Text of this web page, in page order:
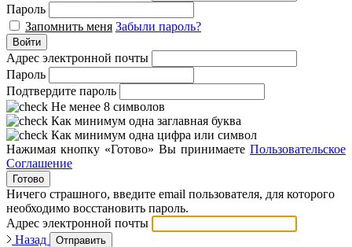
Пароль
Запомнить меня Забыли пароль?
Войти
Адрес электронной почты
Пароль
Подтвердите пароль
Не менее 8 символов
Как минимум одна заглавная буква
Как минимум одна цифра или символ
Нажимая кнопку «Готово» Вы принимаете Пользовательское
Соглашение
Готово
Ничего страшного, введите email пользователя, для которого
необходимо восстановить пароль.
Адрес электронной почты
Назад
Отправить